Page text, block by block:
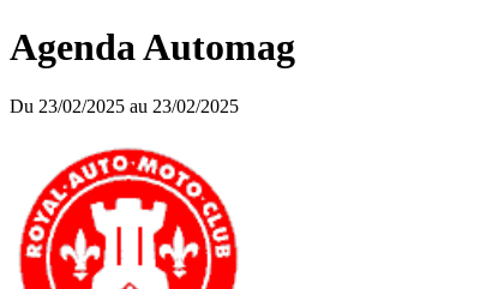
Agenda Automag
Du 23/02/2025 au 23/02/2025